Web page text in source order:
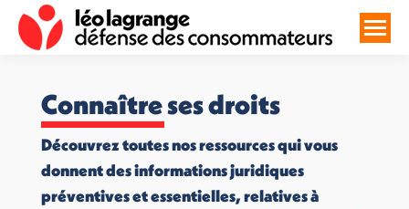
Connaître ses droits
Découvrez toutes nos ressources qui vous
donnent des informations juridiques
préventives et essentielles, relatives à